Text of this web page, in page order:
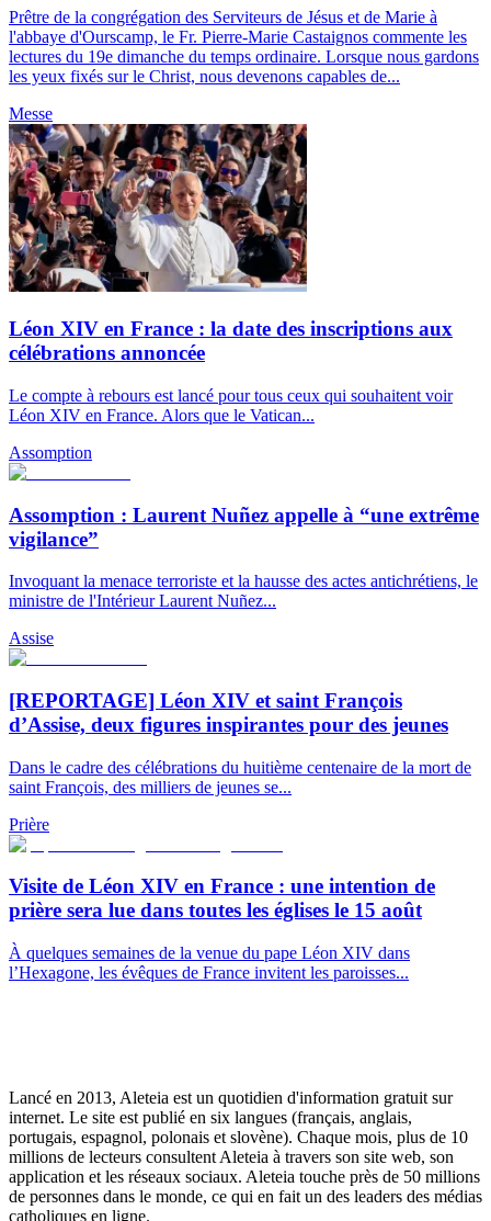
Prêtre de la congrégation des Serviteurs de Jésus et de Marie à
l'abbaye d'Ourscamp, le Fr. Pierre-Marie Castaignos commente les
lectures du 19e dimanche du temps ordinaire. Lorsque nous gardons
les yeux fixés sur le Christ, nous devenons capables de...
Messe
Léon XIV en France : la date des inscriptions aux
célébrations annoncée
Le compte à rebours est lancé pour tous ceux qui souhaitent voir
Léon XIV en France. Alors que le Vatican...
Assomption
Assomption : Laurent Nuñez appelle à “une extrême
vigilance”
Invoquant la menace terroriste et la hausse des actes antichrétiens, le
ministre de l'Intérieur Laurent Nuñez...
Assise
[REPORTAGE] Léon XIV et saint François
d’Assise, deux figures inspirantes pour des jeunes
Dans le cadre des célébrations du huitième centenaire de la mort de
saint François, des milliers de jeunes se...
Prière
Visite de Léon XIV en France : une intention de
prière sera lue dans toutes les églises le 15 août
À quelques semaines de la venue du pape Léon XIV dans
l’Hexagone, les évêques de France invitent les paroisses...
Lancé en 2013, Aleteia est un quotidien d'information gratuit sur
internet. Le site est publié en six langues (français, anglais,
portugais, espagnol, polonais et slovène). Chaque mois, plus de 10
millions de lecteurs consultent Aleteia à travers son site web, son
application et les réseaux sociaux. Aleteia touche près de 50 millions
de personnes dans le monde, ce qui en fait un des leaders des médias
catholiques en ligne.